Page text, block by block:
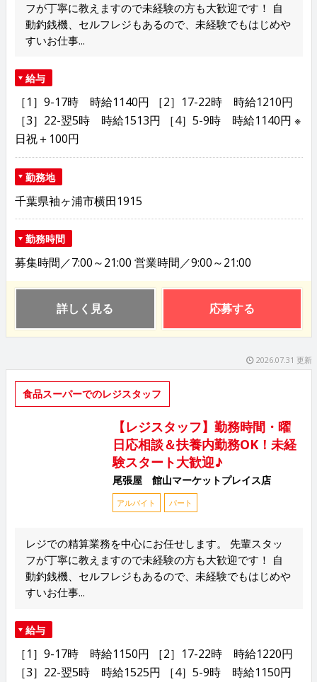
フが丁寧に教えますので未経験の方も大歓迎です！ 自
動釣銭機、セルフレジもあるので、未経験でもはじめや
すいお仕事...
給与
［1］9-17時 時給1140円 ［2］17-22時 時給1210円
［3］22-翌5時 時給1513円 ［4］5-9時 時給1140円 ※
日祝＋100円
勤務地
千葉県袖ヶ浦市横田1915
勤務時間
募集時間／7:00～21:00 営業時間／9:00～21:00
詳しく見る 応募する
2026.07.31 更新
食品スーパーでのレジスタッフ
【レジスタッフ】勤務時間・曜
日応相談＆扶養内勤務OK！未経
験スタート大歓迎♪
尾張屋 館山マーケットプレイス店
アルバイト パート
レジでの精算業務を中心にお任せします。 先輩スタッ
フが丁寧に教えますので未経験の方も大歓迎です！ 自
動釣銭機、セルフレジもあるので、未経験でもはじめや
すいお仕事...
給与
［1］9-17時 時給1150円 ［2］17-22時 時給1220円
［3］22-翌5時 時給1525円 ［4］5-9時 時給1150円